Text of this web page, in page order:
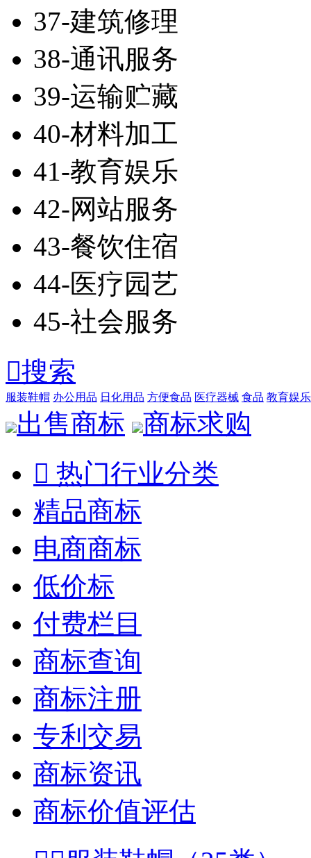
37-建筑修理
38-通讯服务
39-运输贮藏
40-材料加工
41-教育娱乐
42-网站服务
43-餐饮住宿
44-医疗园艺
45-社会服务
搜索
服装鞋帽 办公用品 日化用品 方便食品 医疗器械 食品 教育娱乐
出售商标
商标求购
 热门行业分类
精品商标
电商商标
低价标
付费栏目
商标查询
商标注册
专利交易
商标资讯
商标价值评估